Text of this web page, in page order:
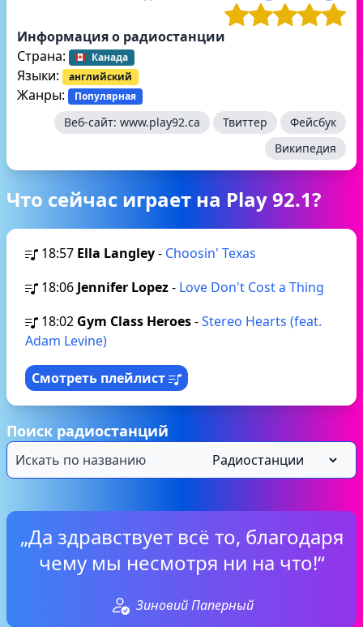
Информация о радиостанции
Страна:
Канада
Языки: английский
Жанры: Популярная
Веб-сайт: www.play92.ca Твиттер
Фейсбук
Википедия
Что сейчас играет на Play 92.1?
18:57 Ella Langley- Choosin' Texas
18:06 Jennifer Lopez- Love Don't Cost a Thing
18:02 Gym Class Heroes-Stereo Hearts (feat.
Adam Levine)
Смотреть плейлист
Поиск радиостанций
„Да здравствует всё то, благодаря
чему мы несмотря ни на что!“
Зиновий Паперный